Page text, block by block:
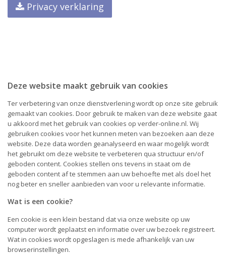
Privacy verklaring
Deze website maakt gebruik van cookies
Ter verbetering van onze dienstverlening wordt op onze site gebruik
gemaakt van cookies. Door gebruik te maken van deze website gaat
u akkoord met het gebruik van cookies op verder-online.nl. Wij
gebruiken cookies voor het kunnen meten van bezoeken aan deze
website. Deze data worden geanalyseerd en waar mogelijk wordt
het gebruikt om deze website te verbeteren qua structuur en/of
geboden content. Cookies stellen ons tevens in staat om de
geboden content af te stemmen aan uw behoefte met als doel het
nog beter en sneller aanbieden van voor u relevante informatie.
Wat is een cookie?
Een cookie is een klein bestand dat via onze website op uw
computer wordt geplaatst en informatie over uw bezoek registreert.
Wat in cookies wordt opgeslagen is mede afhankelijk van uw
browserinstellingen.